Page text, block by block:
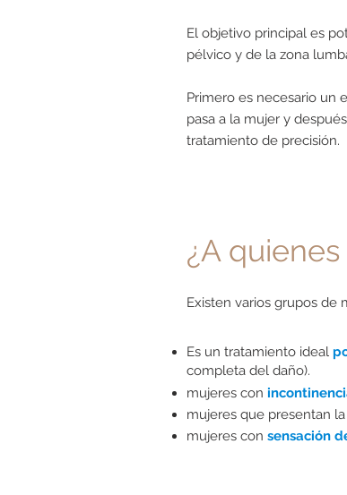
El objetivo principal es
pélvico y de la zona
Primero es necesario un
pasa a la mujer y
tratamiento de precisión.
¿A
Existen varios grupos de
Es un tratamiento ideal
completa del daño).
mujeres con
mujeres que presentan la
mujeres con sensación